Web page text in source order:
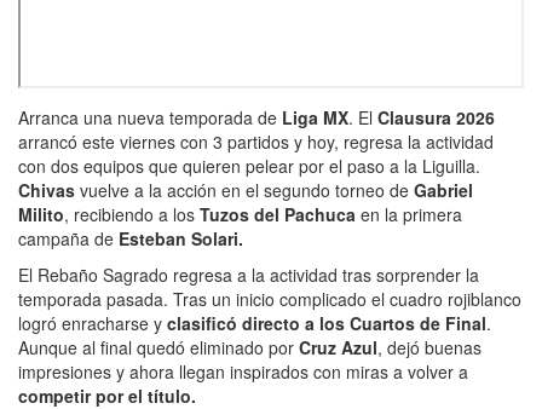
Arranca una nueva temporada de Liga MX. El Clausura 2026
arrancó este viernes con 3 partidos y hoy, regresa la actividad
con dos equipos que quieren pelear por el paso a la Liguilla.
Chivas vuelve a la acción en el segundo torneo de Gabriel
Milito, recibiendo a los Tuzos del Pachuca en la primera
campaña de Esteban Solari.
El Rebaño Sagrado regresa a la actividad tras sorprender la
temporada pasada. Tras un inicio complicado el cuadro rojiblanco
logró enracharse y clasificó directo a los Cuartos de Final.
Aunque al final quedó eliminado por Cruz Azul, dejó buenas
impresiones y ahora llegan inspirados con miras a volver a
competir por el título.